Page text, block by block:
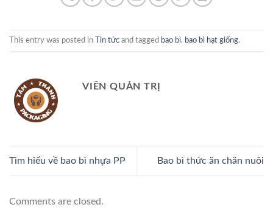
This entry was posted in Tin tức and tagged bao bì, bao bì hạt giống.
VIÊN QUẢN TRỊ
Tìm hiểu về bao bì nhựa PP Bao bì thức ăn chăn nuôi
Comments are closed.